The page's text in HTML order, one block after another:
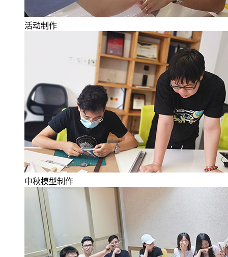
活动制作
中秋模型制作